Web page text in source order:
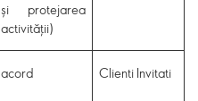
și protejarea
activității)
acord Clienti Invitati